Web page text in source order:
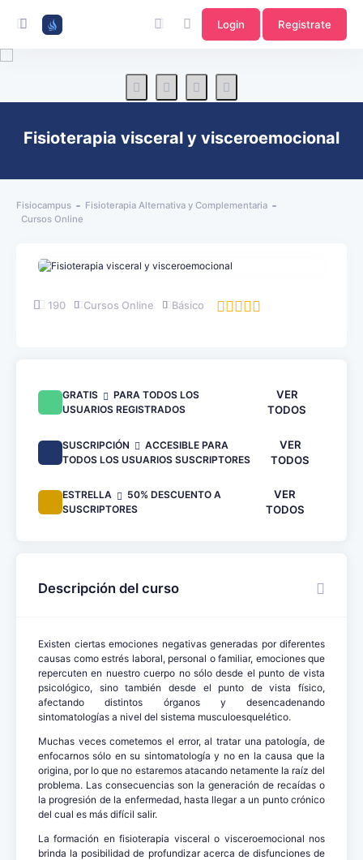
Login Registrate
Fisioterapia visceral y visceroemocional
Fisiocampus
Fisioterapia Alternativa y Complementaria
Cursos Online
190 Cursos Online Básico
GRATIS
PARA TODOS LOS
USUARIOS REGISTRADOS
VER
TODOS
SUSCRIPCIÓN
ACCESIBLE PARA
TODOS LOS USUARIOS SUSCRIPTORES
VER
TODOS
ESTRELLA
50% DESCUENTO A
SUSCRIPTORES
VER
TODOS
Descripción del curso
Existen ciertas emociones negativas generadas por diferentes
causas como estrés laboral, personal o familiar, emociones que
repercuten en nuestro cuerpo no sólo desde el punto de vista
psicológico, sino también desde el punto de vista físico,
afectando distintos órganos y desencadenando
sintomatologías a nivel del sistema musculoesquelético.
Muchas veces cometemos el error, al tratar una patología, de
enfocarnos sólo en su sintomatología y no en la causa que la
origina, por lo que no estaremos atacando netamente la raíz del
problema. Las consecuencias son la generación de recaídas o
la progresión de la enfermedad, hasta llegar a un punto crónico
del cual es más difícil salir.
La formación en fisioterapia visceral o visceroemocional nos
brinda la posibilidad de profundizar acerca de disfunciones de